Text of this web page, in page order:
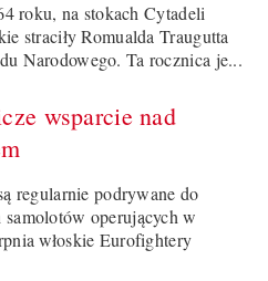
roku, na stokach Cytadeli
straciły Romualda Traugutta
Narodowego. Ta rocznica je...
wsparcie nad
regularnie podrywane do
operujących w
włoskie Eurofightery